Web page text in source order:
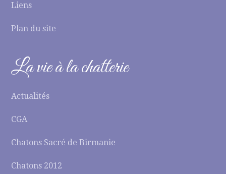
Liens
Plan du site
La vie à la chatterie
Actualités
CGA
Chatons Sacré de Birmanie
Chatons 2012